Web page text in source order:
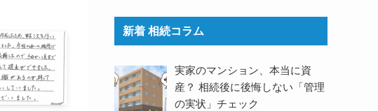
新着 相続コラム
実家のマンション、本当に資
産？ 相続後に後悔しない「管理
の実状」チェック